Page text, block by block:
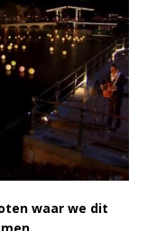
waar we dit